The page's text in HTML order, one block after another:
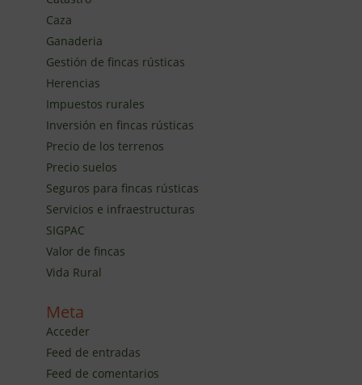
Caza
Ganaderia
Gestión de fincas rústicas
Herencias
Impuestos rurales
Inversión en fincas rústicas
Precio de los terrenos
Precio suelos
Seguros para fincas rústicas
Servicios e infraestructuras
SIGPAC
Valor de fincas
Vida Rural
Meta
Acceder
Feed de entradas
Feed de comentarios